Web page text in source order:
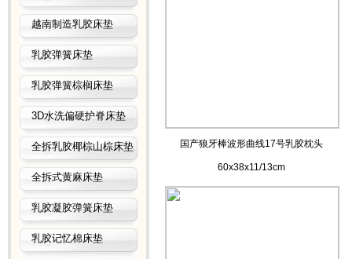
越南制造乳胶床垫
乳胶弹簧床垫
乳胶弹簧棕榈床垫
3D水洗偏硬护脊床垫
全拆乳胶椰棕山棕床垫
全拆式黄麻床垫
乳胶凝胶弹簧床垫
乳胶记忆棉床垫
国产狼牙棒波形曲线17号乳胶枕头
60x38x11/13cm